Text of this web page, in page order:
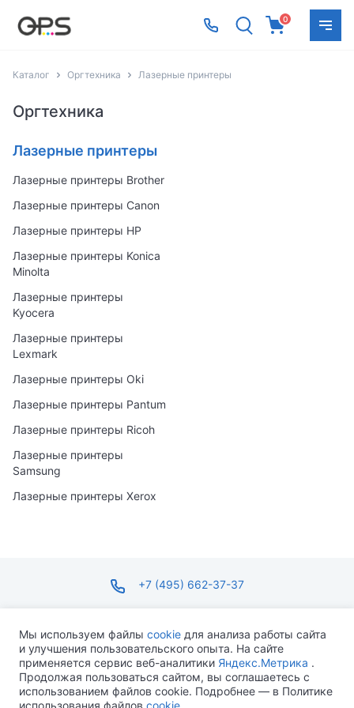
0
Каталог Оргтехника Лазерные принтеры
Оргтехника
Лазерные принтеры
Лазерные принтеры Brother
Лазерные принтеры Canon
Лазерные принтеры HP
Лазерные принтеры Konica
Minolta
Лазерные принтеры
Kyocera
Лазерные принтеры
Lexmark
Лазерные принтеры Oki
Лазерные принтеры Pantum
Лазерные принтеры Ricoh
Лазерные принтеры
Samsung
Лазерные принтеры Xerox
+7 (495) 662-37-37
ПН-ПТ С 09:00 ДО 18:00 СБ-ВС ВЫХОДНОЙ
Мы используем файлы cookie для анализа работы сайта
и улучшения пользовательского опыта. На сайте
применяется сервис веб-аналитики Яндекс.Метрика .
Продолжая пользоваться сайтом, вы соглашаетесь с
использованием файлов cookie. Подробнее — в Политике
использования файлов cookie